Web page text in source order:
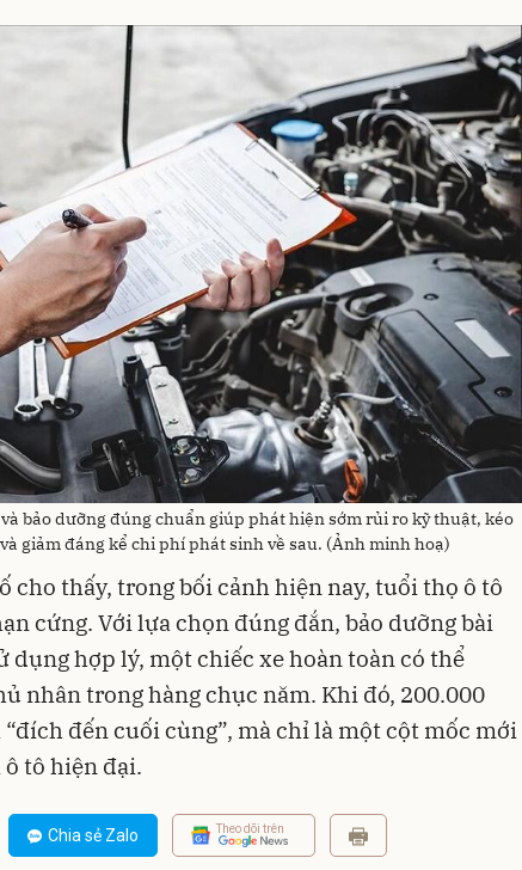
bảo dưỡng đúng chuẩn giúp phát hiện sớm rủi ro kỹ thuật, kéo
giảm đáng kể chi phí phát sinh về sau. (Ảnh minh hoạ)
cho thấy, trong bối cảnh hiện nay, tuổi thọ ô tô
cứng. Với lựa chọn đúng đắn, bảo dưỡng bài
dụng hợp lý, một chiếc xe hoàn toàn có thể
nhân trong hàng chục năm. Khi đó, 200.000
đến cuối cùng”, mà chỉ là một cột mốc mới
tô hiện đại.
Chia sẻ Zalo Theo dõi trên